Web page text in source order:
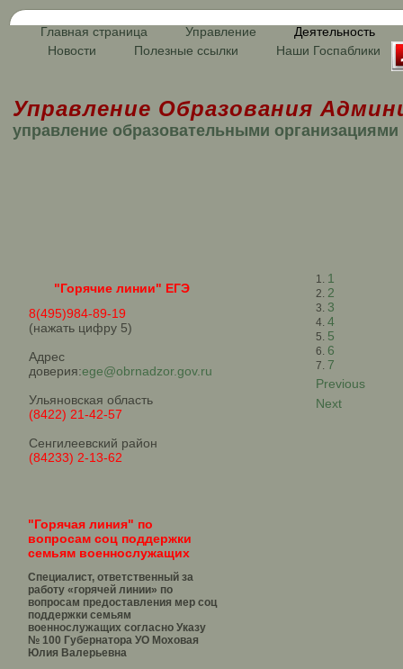
Главная страница Управление
Деятельность
Новости
Полезные ссылки Наши Госпаблики
Управление Образования
управление образовательными организациями
"Горячие линии" ЕГЭ
8(495)984-89-19
(нажать цифру 5)
Адрес
доверия:ege@obrnadzor.gov.ru
Ульяновская область
(8422) 21-42-57
Сенгилеевский район
(84233) 2-13-62
"Горячая линия" по
вопросам соц поддержки
семьям военнослужащих
Специалист, ответственный за
работу «горячей линии» по
вопросам предоставления мер соц
поддержки семьям
военнослужащих согласно Указу
№ 100 Губернатора УОМоховая
Юлия Валерьевна
1
2
3
4
5
6
7
Previous
Next